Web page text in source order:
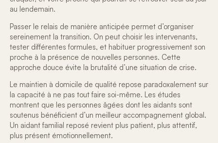
au lendemain.
Passer le relais de manière anticipée permet d’organiser
sereinement la transition. On peut choisir les intervenants,
tester différentes formules, et habituer progressivement son
proche à la présence de nouvelles personnes. Cette
approche douce évite la brutalité d’une situation de crise.
Le maintien à domicile de qualité repose paradoxalement sur
la capacité à ne pas tout faire soi-même. Les études
montrent que les personnes âgées dont les aidants sont
soutenus bénéficient d’un meilleur accompagnement global.
Un aidant familial reposé revient plus patient, plus attentif,
plus présent émotionnellement.